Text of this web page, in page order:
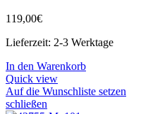
119,00€
Lieferzeit: 2-3 Werktage
In den Warenkorb
Quick view
Auf die Wunschliste setzen
schließen